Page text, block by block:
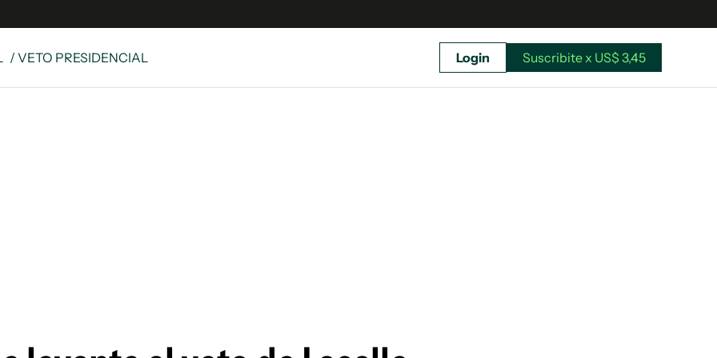
/ VETO PRESIDENCIAL Login Suscribite x US$ 3,45